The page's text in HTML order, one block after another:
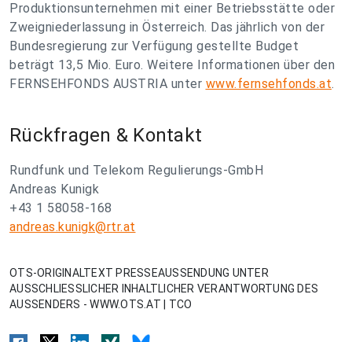
Produktionsunternehmen mit einer Betriebsstätte oder
Zweigniederlassung in Österreich. Das jährlich von der
Bundesregierung zur Verfügung gestellte Budget
beträgt 13,5 Mio. Euro. Weitere Informationen über den
FERNSEHFONDS AUSTRIA unter www.fernsehfonds.at.
Rückfragen & Kontakt
Rundfunk und Telekom Regulierungs-GmbH
Andreas Kunigk
+43 1 58058-168
andreas.kunigk@rtr.at
OTS-ORIGINALTEXT PRESSEAUSSENDUNG UNTER
AUSSCHLIESSLICHER INHALTLICHER VERANTWORTUNG DES
AUSSENDERS - WWW.OTS.AT | TCO